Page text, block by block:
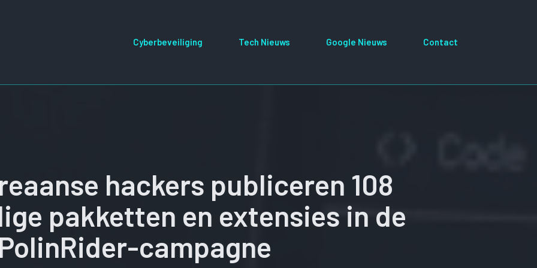
Cyberbeveiliging Tech Nieuws Google Nieuws Contact
hackers publiceren 108
pakketten en extensies in de
PolinRider-campagne